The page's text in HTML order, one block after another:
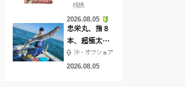
絶好調!キスや
ハゼが簡単に
釣れますよ💛
桟橋
2026.08.05
忠栄丸、指８
本、超極太ド
ラゴン登場！
沖・オフショア
2026.08.05